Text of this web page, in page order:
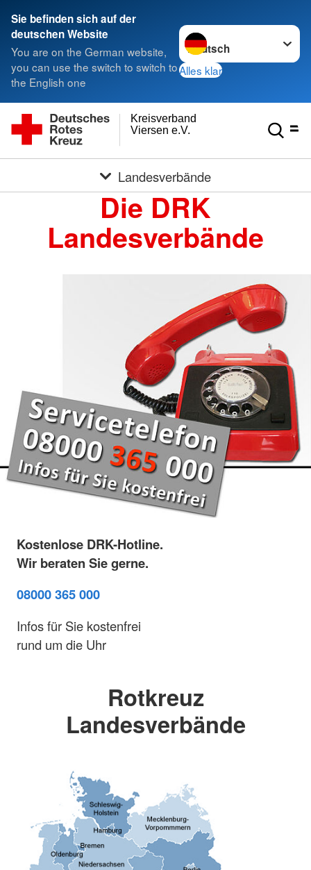
Sie befinden sich auf der
deutschen Website
You are on the German website,
you can use the switch to switch to
the English one
Sprache wechseln zu
Alles klar
Viersen e.V.
Kreisverband
Landesverbände
Die DRK
Landesverbände
Kostenlose DRK-Hotline.
Wir beraten Sie gerne.
08000 365 000
Infos für Sie kostenfrei
rund um die Uhr
Rotkreuz
Landesverbände